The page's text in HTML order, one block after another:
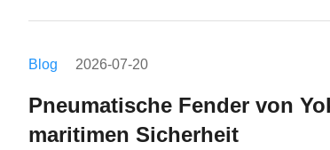
Blog 2026-07-20
Pneumatische Fender von
maritimen Sicherheit